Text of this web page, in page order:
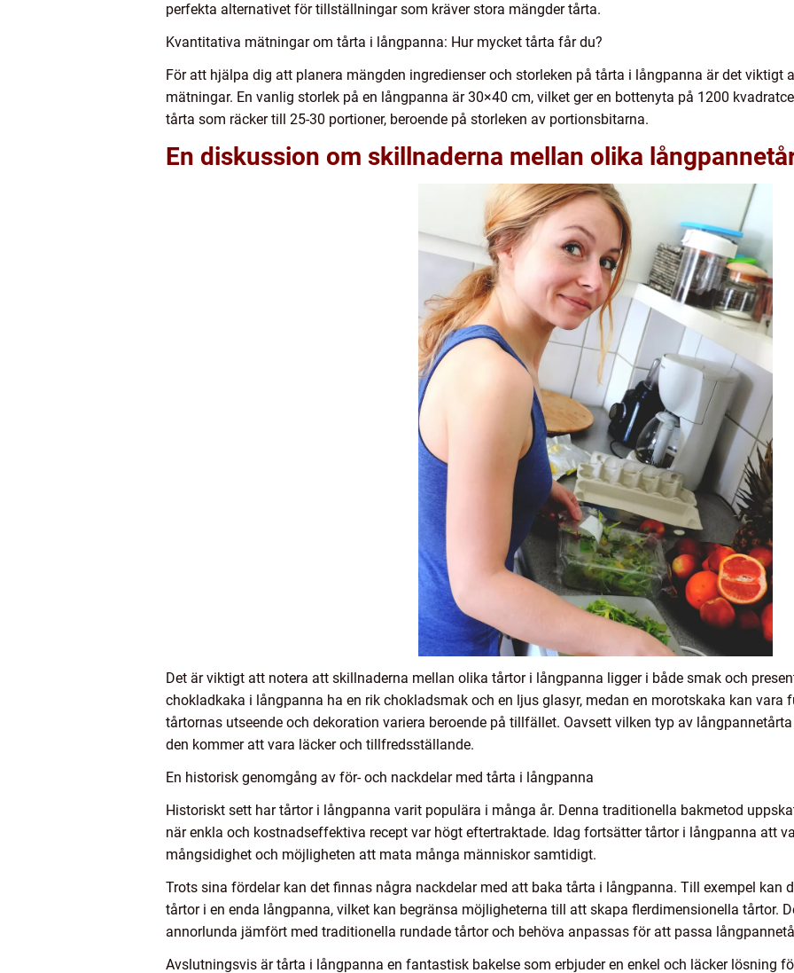
perfekta alternativet för tillställningar som kräver stora mängder tårta.
Kvantitativa mätningar om tårta i långpanna: Hur mycket tårta får du?
För att hjälpa dig att planera mängden ingredienser och storleken på tårta i långpanna är det viktigt
mätningar. En vanlig storlek på en långpanna är 30×40 cm, vilket ger en bottenyta på 1200
tårta som räcker till 25-30 portioner, beroende på storleken av portionsbitarna.
En diskussion om skillnaderna mellan olika
Det är viktigt att notera att skillnaderna mellan olika tårtor i långpanna ligger i både smak och
chokladkaka i långpanna ha en rik chokladsmak och en ljus glasyr, medan en morotskaka kan vara
tårtornas utseende och dekoration variera beroende på tillfället. Oavsett vilken typ av
den kommer att vara läcker och tillfredsställande.
En historisk genomgång av för- och nackdelar med tårta i långpanna
Historiskt sett har tårtor i långpanna varit populära i många år. Denna traditionella bakmetod
när enkla och kostnadseffektiva recept var högt eftertraktade. Idag fortsätter tårtor i långpanna att
mångsidighet och möjligheten att mata många människor samtidigt.
Trots sina fördelar kan det finnas några nackdelar med att baka tårta i långpanna. Till exempel kan
tårtor i en enda långpanna, vilket kan begränsa möjligheterna till att skapa flerdimensionella tårtor.
annorlunda jämfört med traditionella rundade tårtor och behöva anpassas för att passa
Avslutningsvis är tårta i långpanna en fantastisk bakelse som erbjuder en enkel och läcker lösning